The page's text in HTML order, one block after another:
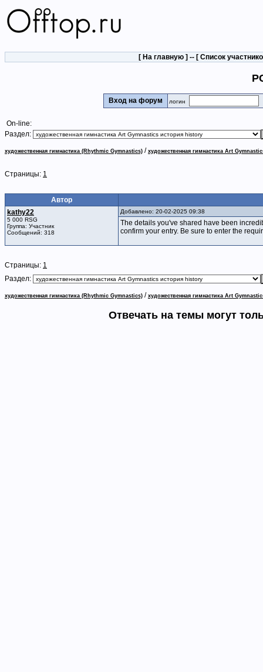
[ На главную ] -- [ Список
Вход на форум логин
On-line:
Раздел:
художественная гимнастика (Rhythmic Gymnastics) / художественная гимнастика Art
Страницы: 1
Автор
kathy22
5 000 RSG
Группа: Участник
Сообщений: 318
Добавлено: 20-02-2025 09:38
The details you've shared have been
confirm your entry. Be sure to enter the
Страницы: 1
Раздел:
художественная гимнастика (Rhythmic Gymnastics) / художественная гимнастика Art
Отвечать на темы могут